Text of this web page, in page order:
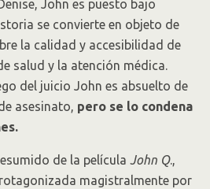
John es puesto bajo
se convierte en objeto de
la calidad y accesibilidad de
salud y la atención médica.
del juicio John es absuelto de
asesinato, pero se lo condena
de la película John Q.,
magistralmente por